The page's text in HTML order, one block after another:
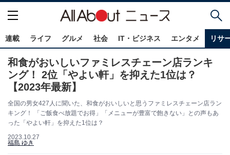
連載 ライフ グルメ 社会 IT・ビジネス エンタメ リサ
和食がおいしいファミレスチェーン店ランキ
ング！ 2位「やよい軒」を抑えた1位は？
【2023年最新】
全国の男女427人に聞いた、和食がおいしいと思うファミレスチェーン店ラン
キング！ 「ご飯食べ放題でお得」「メニューが豊富で飽きない」との声もあ
った「やよい軒」を抑えた1位は？
2023.10.27
福島 ゆき